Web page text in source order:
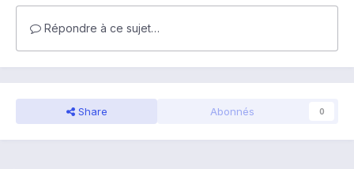
Répondre à ce sujet…
Share Abonnés 0